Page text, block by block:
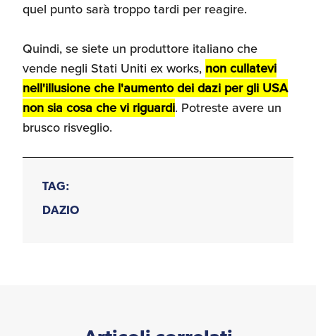
quel punto sarà troppo tardi per reagire.
Quindi, se siete un produttore italiano che
vende negli Stati Uniti ex works, non cullatevi
nell'illusione che l'aumento dei dazi per gli USA
non sia cosa che vi riguardi. Potreste avere un
brusco risveglio.
TAG:
DAZIO